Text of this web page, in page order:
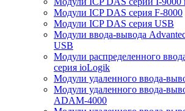
Модули ICP DAS серия F-8000
Модули ICP DAS серия USB
Модули ввода-вывода
USB
Модули распределенного
серия ioLogik
Модули удаленного ввода-
Модули удаленного ввода-
ADAM-4000